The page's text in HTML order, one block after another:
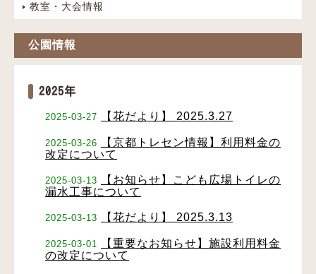
教室・大会情報
公園情報
2025年
2025-03-27 【花だより】 2025.3.27
2025-03-26
【京都トレセン情報】利用料金の
改定について
2025-03-13
【お知らせ】こども広場トイレの
漏水工事について
2025-03-13 【花だより】 2025.3.13
2025-03-01
【重要なお知らせ】施設利用料金
の改定について